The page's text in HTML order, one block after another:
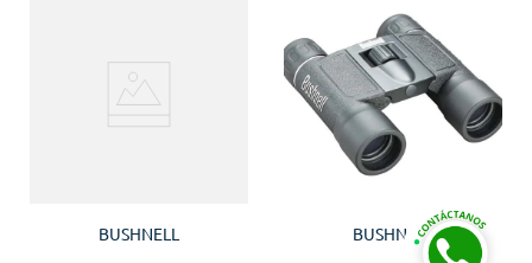
BUSHNELL BUSHNELL